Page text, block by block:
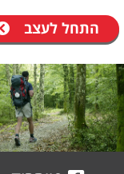
התחל לעצב